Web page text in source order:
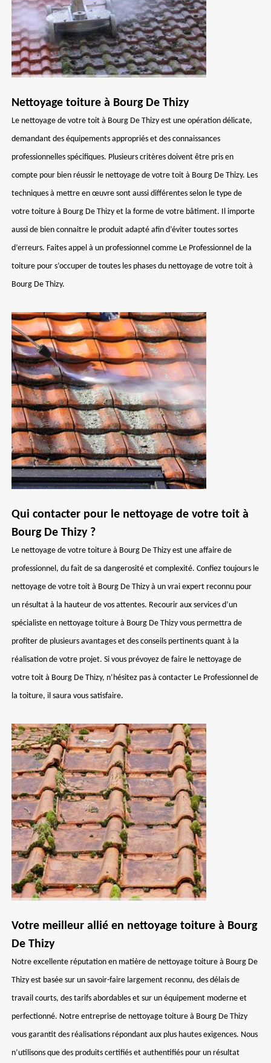
Nettoyage toiture à Bourg De Thizy
Le nettoyage de votre toit à Bourg De Thizy est une opération délicate,
demandant des équipements appropriés et des connaissances
professionnelles spécifiques. Plusieurs critères doivent être pris en
compte pour bien réussir le nettoyage de votre toit à Bourg De Thizy. Les
techniques à mettre en œuvre sont aussi différentes selon le type de
votre toiture à Bourg De Thizy et la forme de votre bâtiment. Il importe
aussi de bien connaitre le produit adapté afin d’éviter toutes sortes
d’erreurs. Faites appel à un professionnel comme Le Professionnel de la
toiture pour s’occuper de toutes les phases du nettoyage de votre toit à
Bourg De Thizy.
Qui contacter pour le nettoyage de votre toit à
Bourg De Thizy ?
Le nettoyage de votre toiture à Bourg De Thizy est une affaire de
professionnel, du fait de sa dangerosité et complexité. Confiez toujours le
nettoyage de votre toit à Bourg De Thizy à un vrai expert reconnu pour
un résultat à la hauteur de vos attentes. Recourir aux services d’un
spécialiste en nettoyage toiture à Bourg De Thizy vous permettra de
profiter de plusieurs avantages et des conseils pertinents quant à la
réalisation de votre projet. Si vous prévoyez de faire le nettoyage de
votre toit à Bourg De Thizy, n’hésitez pas à contacter Le Professionnel de
la toiture, il saura vous satisfaire.
Votre meilleur allié en nettoyage toiture à Bourg
De Thizy
Notre excellente réputation en matière de nettoyage toiture à Bourg De
Thizy est basée sur un savoir-faire largement reconnu, des délais de
travail courts, des tarifs abordables et sur un équipement moderne et
perfectionné. Notre entreprise de nettoyage toiture à Bourg De Thizy
vous garantit des réalisations répondant aux plus hautes exigences. Nous
n’utilisons que des produits certifiés et authentifiés pour un résultat